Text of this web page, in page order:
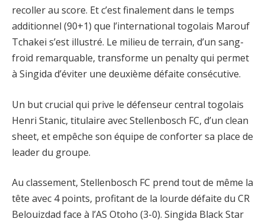
recoller au score. Et c’est finalement dans le temps
additionnel (90+1) que l’international togolais Marouf
Tchakei s’est illustré. Le milieu de terrain, d’un sang-
froid remarquable, transforme un penalty qui permet
à Singida d’éviter une deuxième défaite consécutive.
Un but crucial qui prive le défenseur central togolais
Henri Stanic, titulaire avec Stellenbosch FC, d’un clean
sheet, et empêche son équipe de conforter sa place de
leader du groupe.
Au classement, Stellenbosch FC prend tout de même la
tête avec 4 points, profitant de la lourde défaite du CR
Belouizdad face à l’AS Otoho (3-0). Singida Black Star